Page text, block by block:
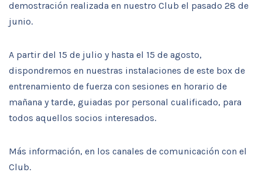
demostración realizada en nuestro Club el pasado 28 de
junio.
A partir del 15 de julio y hasta el 15 de agosto,
dispondremos en nuestras instalaciones de este box de
entrenamiento de fuerza con sesiones en horario de
mañana y tarde, guiadas por personal cualificado, para
todos aquellos socios interesados.
Más información, en los canales de comunicación con el
Club.